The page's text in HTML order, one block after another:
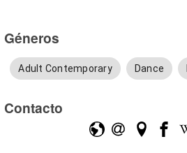
Géneros
Adult Contemporary Dance
Contacto